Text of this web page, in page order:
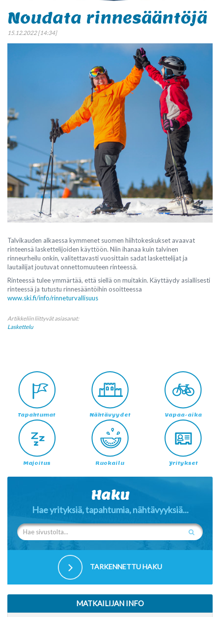
Noudata rinnesääntöjä
15.12.2022 [14:34]
Talvikauden alkaessa kymmenet suomen hiihtokeskukset avaavat
rinteensä laskettelijoiden käyttöön. Niin ihanaa kuin talvinen
rinneurheilu onkin, valitettavasti vuosittain sadat laskettelijat ja
lautailijat joutuvat onnettomuuteen rinteessä.
Rinteessä tulee ymmärtää, että siellä on muitakin. Käyttäydy asiallisesti
rinteessä ja tutustu rinnesääntöihin osoitteessa
www.ski.fi/info/rinneturvallisuus
Artikkeliin liittyvät asiasanat:
Laskettelu
Tapahtumat Nähtävyydet Vapaa-aika
Majoitus Ruokailu Yritykset
Haku
Hae yrityksiä, tapahtumia, nähtävyyksiä...
TARKENNETTU HAKU
MATKAILIJAN INFO